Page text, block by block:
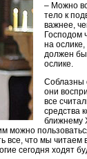
– Можно
тело к
важнее,
Господом
на
должен
ослике.
Соблазны
они
все
средства
ближнему
можно
все, что мы
сегодня ходят